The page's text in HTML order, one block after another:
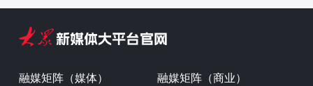
融媒矩阵（媒体） 融媒矩阵（商业）